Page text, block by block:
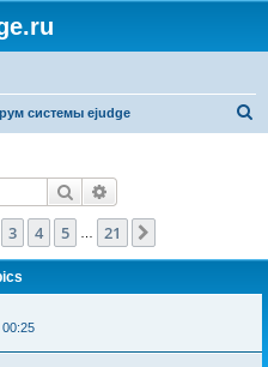
системы ejudge
Search
21
3 4 5 21